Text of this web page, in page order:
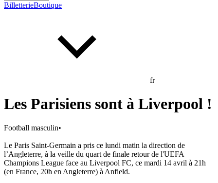
BilletterieBoutique
fr
Les Parisiens sont à Liverpool !
Football masculin•
Le Paris Saint-Germain a pris ce lundi matin la direction de
l’Angleterre, à la veille du quart de finale retour de l'UEFA
Champions League face au Liverpool FC, ce mardi 14 avril à 21h
(en France, 20h en Angleterre) à Anfield.